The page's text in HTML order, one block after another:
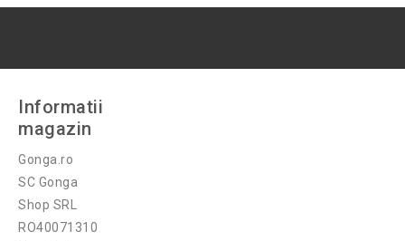
Informatii
magazin
Gonga.ro
SC Gonga
Shop SRL
RO40071310